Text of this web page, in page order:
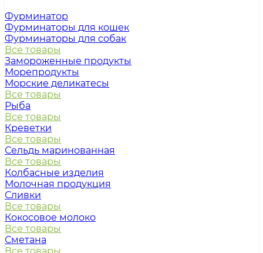
Фурминатор
Фурминаторы для кошек
Фурминаторы для собак
Все товары
Замороженные продукты
Морепродукты
Морские деликатесы
Все товары
Рыба
Все товары
Креветки
Все товары
Сельдь маринованная
Все товары
Колбасные изделия
Молочная продукция
Сливки
Все товары
Кокосовое молоко
Все товары
Сметана